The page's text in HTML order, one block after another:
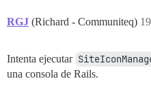
RGJ (Richard - Communiteq) 19
Intenta ejecutar
una consola de Rails.